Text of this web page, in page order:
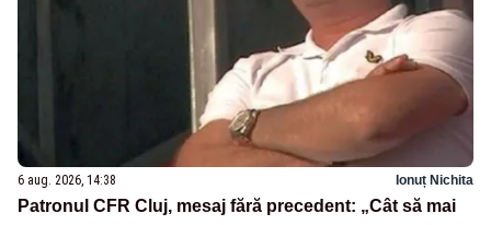
6 aug. 2026, 14:38 Ionuț Nichita
Patronul CFR Cluj, mesaj fără precedent: „Cât să mai